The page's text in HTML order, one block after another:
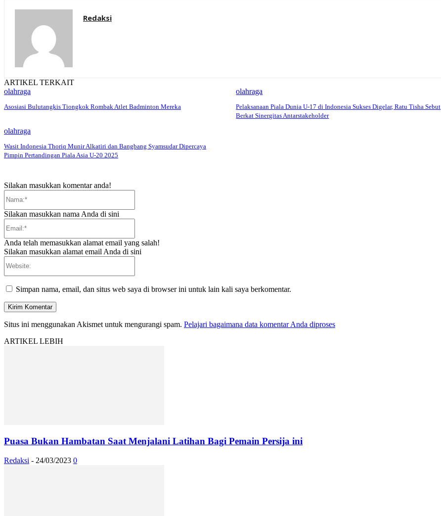
Redaksi
ARTIKEL TERKAIT
olahraga
Asosiasi Bulutangkis Tiongkok Rombak Atlet Badminton Mereka
olahraga
Pelaksanaan Piala Dunia U-17 di Indonesia Sukses Digelar, Ratu Tisha Sebut
Berkat Sinergitas Antarstakeholder
olahraga
Wasit Indonesia Thoriq Munir Alkatiri dan Bangbang Syamsudar Dipercaya
Pimpin Pertandingan Piala Asia U-20 2025
Silakan masukkan komentar anda!
Silakan masukkan nama Anda di sini
Anda telah memasukkan alamat email yang salah!
Silakan masukkan alamat email Anda di sini
Simpan nama, email, dan situs web saya di browser ini untuk lain kali saya berkomentar.
Situs ini menggunakan Akismet untuk mengurangi spam. Pelajari bagaimana data komentar Anda diproses
ARTIKEL LEBIH
Puasa Bukan Hambatan Saat Menjalani Latihan Bagi Pemain Persija ini
Redaksi - 24/03/2023 0